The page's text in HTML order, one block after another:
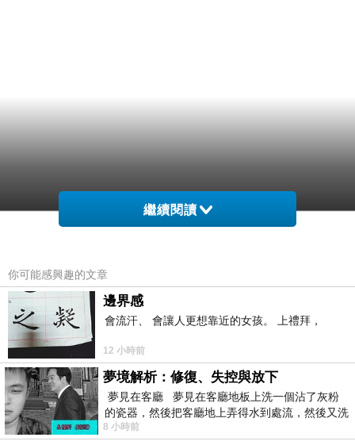
繼續閱讀
你可能感興趣的文章
邊界感
會流汗、 會讓人更想靠近的女孩。 上禮拜，
12 小時前
夢境解析：修復、失控與放下
夢見在客廳 夢見在客廳地板上洗一個沾了灰粉
的瓷器，然後把客廳地上弄得水到處流，然後又洗
一頂棒球潮帽，後來發現帽
8 小時前